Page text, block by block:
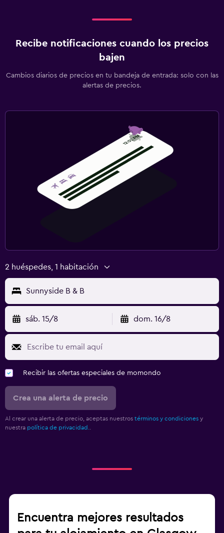
Recibe notificaciones cuando los precios
bajen
Cambios diarios de precios en tu bandeja de entrada: solo con las
alertas de precios.
2 huéspedes, 1 habitación
Sunnyside B & B
sáb. 15/8 dom. 16/8
Recibir las ofertas especiales de momondo
Crea una alerta de precio
Al crear una alerta de precio, aceptas nuestros términos y condiciones y
nuestra política de privacidad.
Encuentra mejores resultados